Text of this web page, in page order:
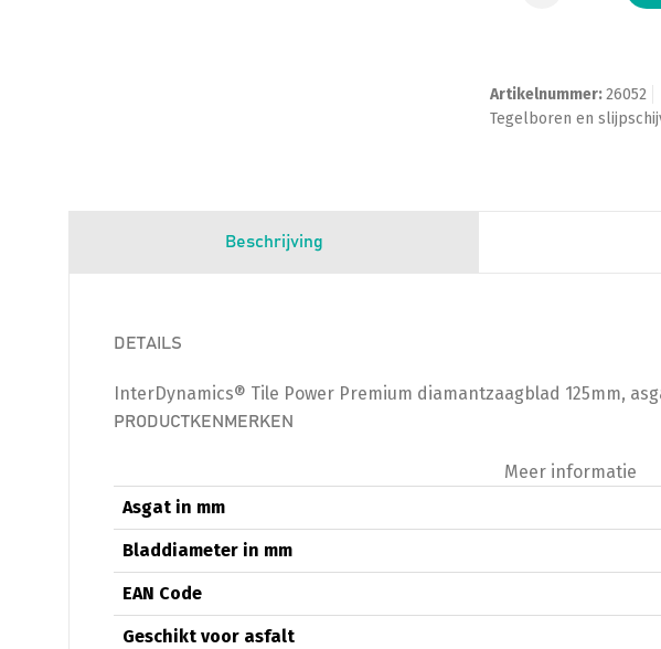
Artikelnummer:26052
Tegelboren en
Beschrijving
DETAILS
InterDynamics® Tile Power Premium diamantzaagblad 125mm,
PRODUCTKENMERKEN
Meer informatie
Asgat in mm
Bladdiameter in mm
EAN Code
Geschikt voor asfalt